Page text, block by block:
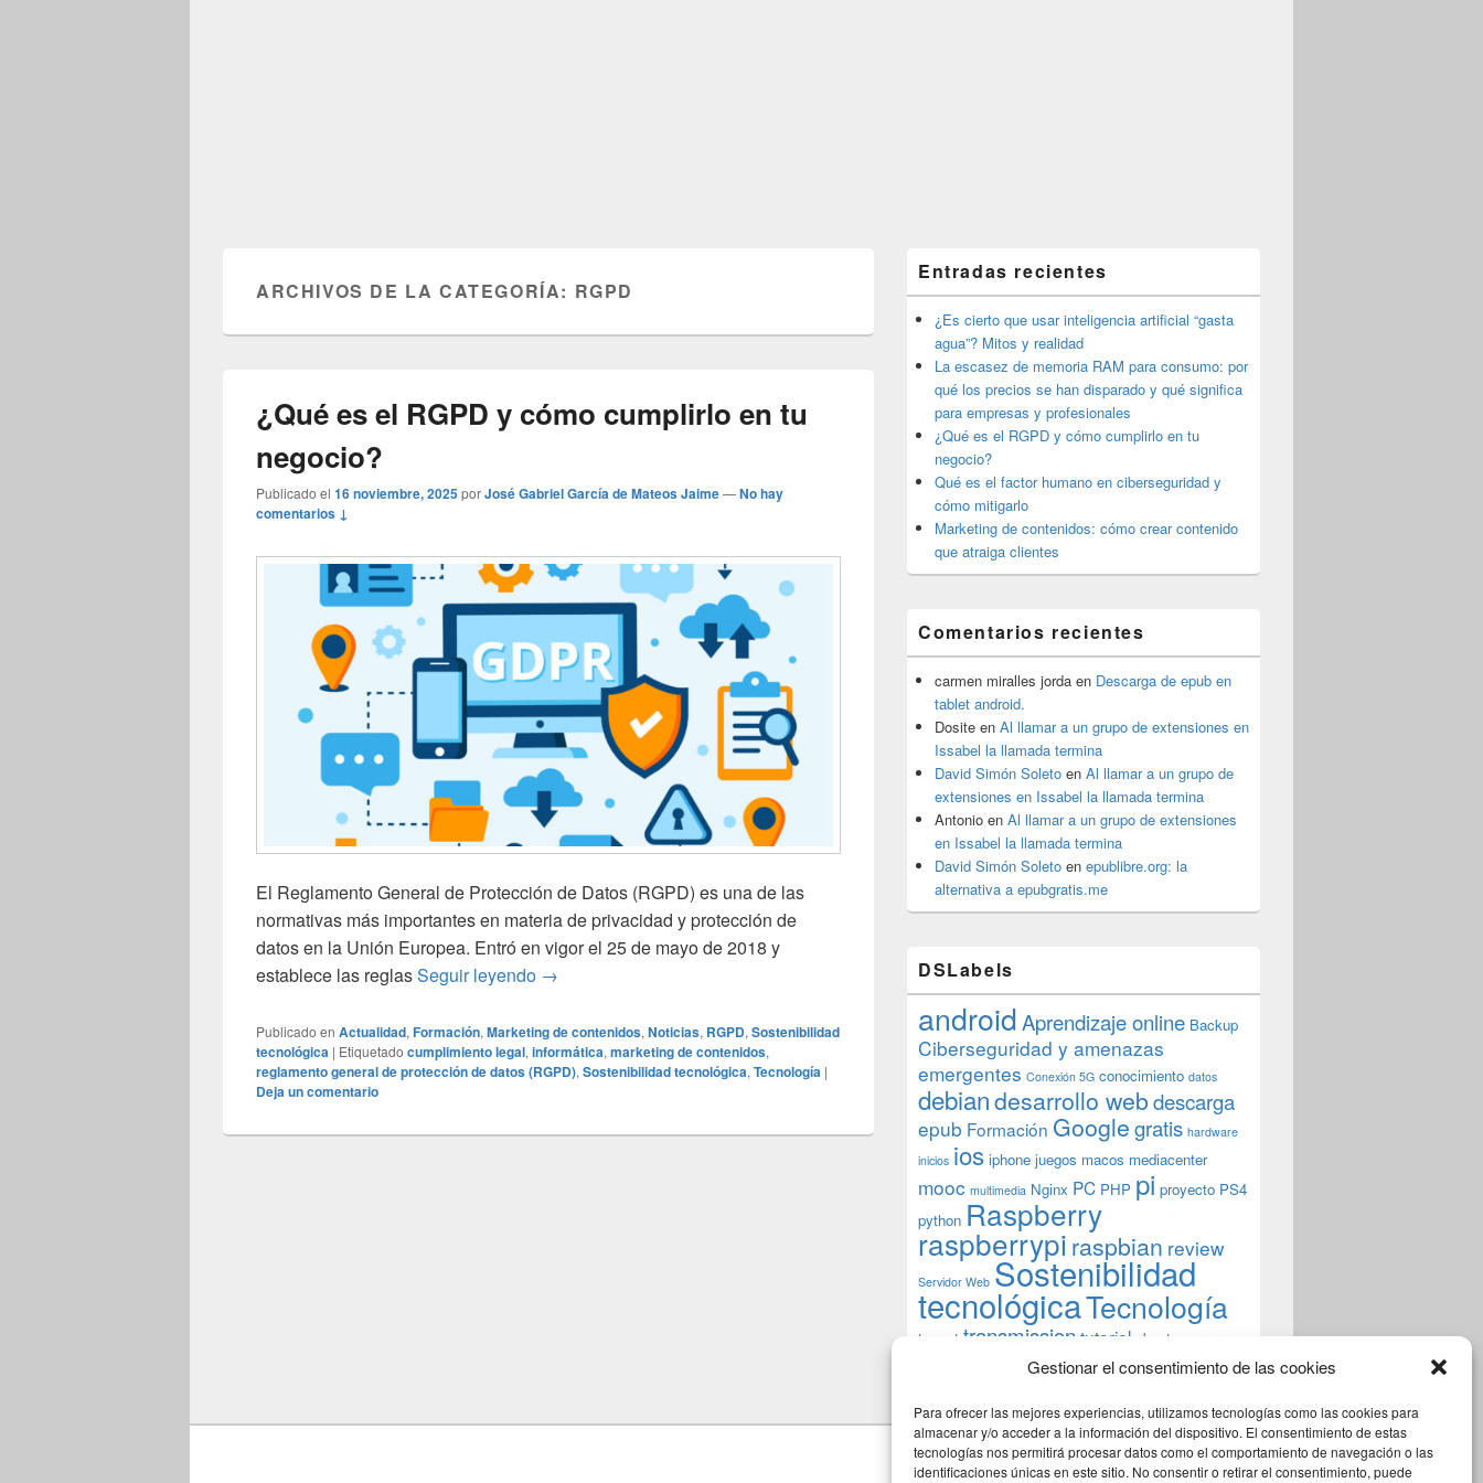
Gestionar el consentimiento de las cookies
Para ofrecer las mejores experiencias, utilizamos tecnologías como las cookies para
almacenar y/o acceder a la información del dispositivo. El consentimiento de estas
tecnologías nos permitirá procesar datos como el comportamiento de navegación o las
identificaciones únicas en este sitio. No consentir o retirar el consentimiento, puede
ARCHIVOS DE LA CATEGORÍA: RGPD
¿Qué es el RGPD y cómo cumplirlo en tu
negocio?
Publicado el 16 noviembre, 2025porJosé Gabriel García de Mateos Jaime—No hay
comentarios ↓
El Reglamento General de Protección de Datos (RGPD) es una de las
normativas más importantes en materia de privacidad y protección de
datos en la Unión Europea. Entró en vigor el 25 de mayo de 2018 y
establece las reglasSeguir leyendo ¿Qué es el RGPD y cómo cumplirlo en tu negocio?
→
Publicado en Actualidad, Formación, Marketing de contenidos, Noticias, RGPD, Sostenibilidad
tecnológica | Etiquetado cumplimiento legal, informática, marketing de contenidos,
reglamento general de protección de datos (RGPD), Sostenibilidad tecnológica, Tecnología |
Deja un comentario
área
de
widget
barra
lateral
primaria
Entradas recientes
¿Es cierto que usar inteligencia artificial “gasta
agua”? Mitos y realidad
La escasez de memoria RAM para consumo: por
qué los precios se han disparado y qué significa
para empresas y profesionales
¿Qué es el RGPD y cómo cumplirlo en tu
negocio?
Qué es el factor humano en ciberseguridad y
cómo mitigarlo
Marketing de contenidos: cómo crear contenido
que atraiga clientes
Comentarios recientes
carmen miralles jorda en Descarga de epub en
tablet android.
Dosite en Al llamar a un grupo de extensiones en
Issabel la llamada termina
David Simón Soleto en Al llamar a un grupo de
extensiones en Issabel la llamada termina
Antonio en Al llamar a un grupo de extensiones
en Issabel la llamada termina
David Simón Soleto en epublibre.org: la
alternativa a epubgratis.me
DSLabels
androidAprendizaje online Backup
Ciberseguridad y amenazas
emergentes Conexión 5G conocimiento datos
debiandesarrollo webdescarga
epub Formación Googlegratis hardware
inicios ios iphone juegos macos mediacenter
mooc multimedia Nginx PC PHP pi proyecto PS4
python Raspberry
raspberrypi raspbian review
Servidor Web Sostenibilidad
tecnológicaTecnología
torrent transmission tutorial ubuntu server
Windowswordpressxbmc